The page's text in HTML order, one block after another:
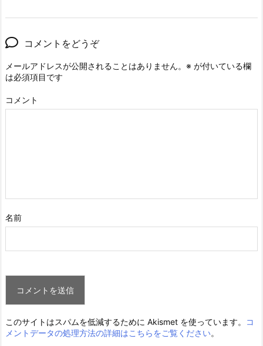
コメントをどうぞ
メールアドレスが公開されることはありません。 ※ が付いている欄
は必須項目です
コメント
名前
このサイトはスパムを低減するために Akismet を使っています。
コ
メントデータの処理方法の詳細はこちらをご覧ください。